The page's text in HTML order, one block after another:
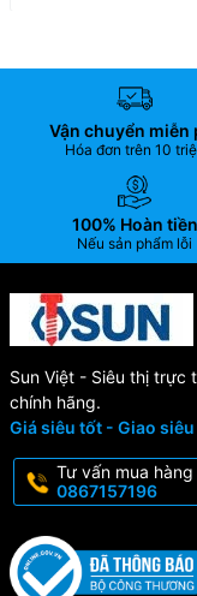
Vận chuyển miễn
Hóa đơn trên 10
100% Hoàn tiền
Nếu sản phẩm lỗi
Sun Việt - Siêu thị trực
chính hãng.
Giá siêu tốt - Giao
Tư vấn mua hàng
0867157196